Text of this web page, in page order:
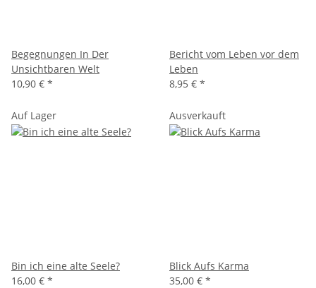
Begegnungen In Der
Unsichtbaren Welt
10,90 € *
Bericht vom Leben vor dem
Leben
8,95 € *
Auf Lager
Bin ich eine alte Seele?
16,00 € *
Ausverkauft
Blick Aufs Karma
35,00 € *